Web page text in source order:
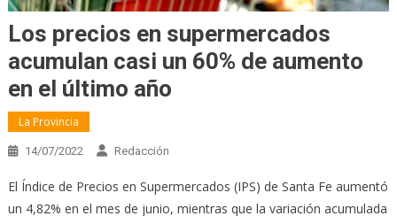
Los precios en supermercados
acumulan casi un 60% de aumento
en el último año
La Provincia
14/07/2022 Redacción
El Índice de Precios en Supermercados (IPS) de Santa Fe aumentó
un 4,82% en el mes de junio, mientras que la variación acumulada